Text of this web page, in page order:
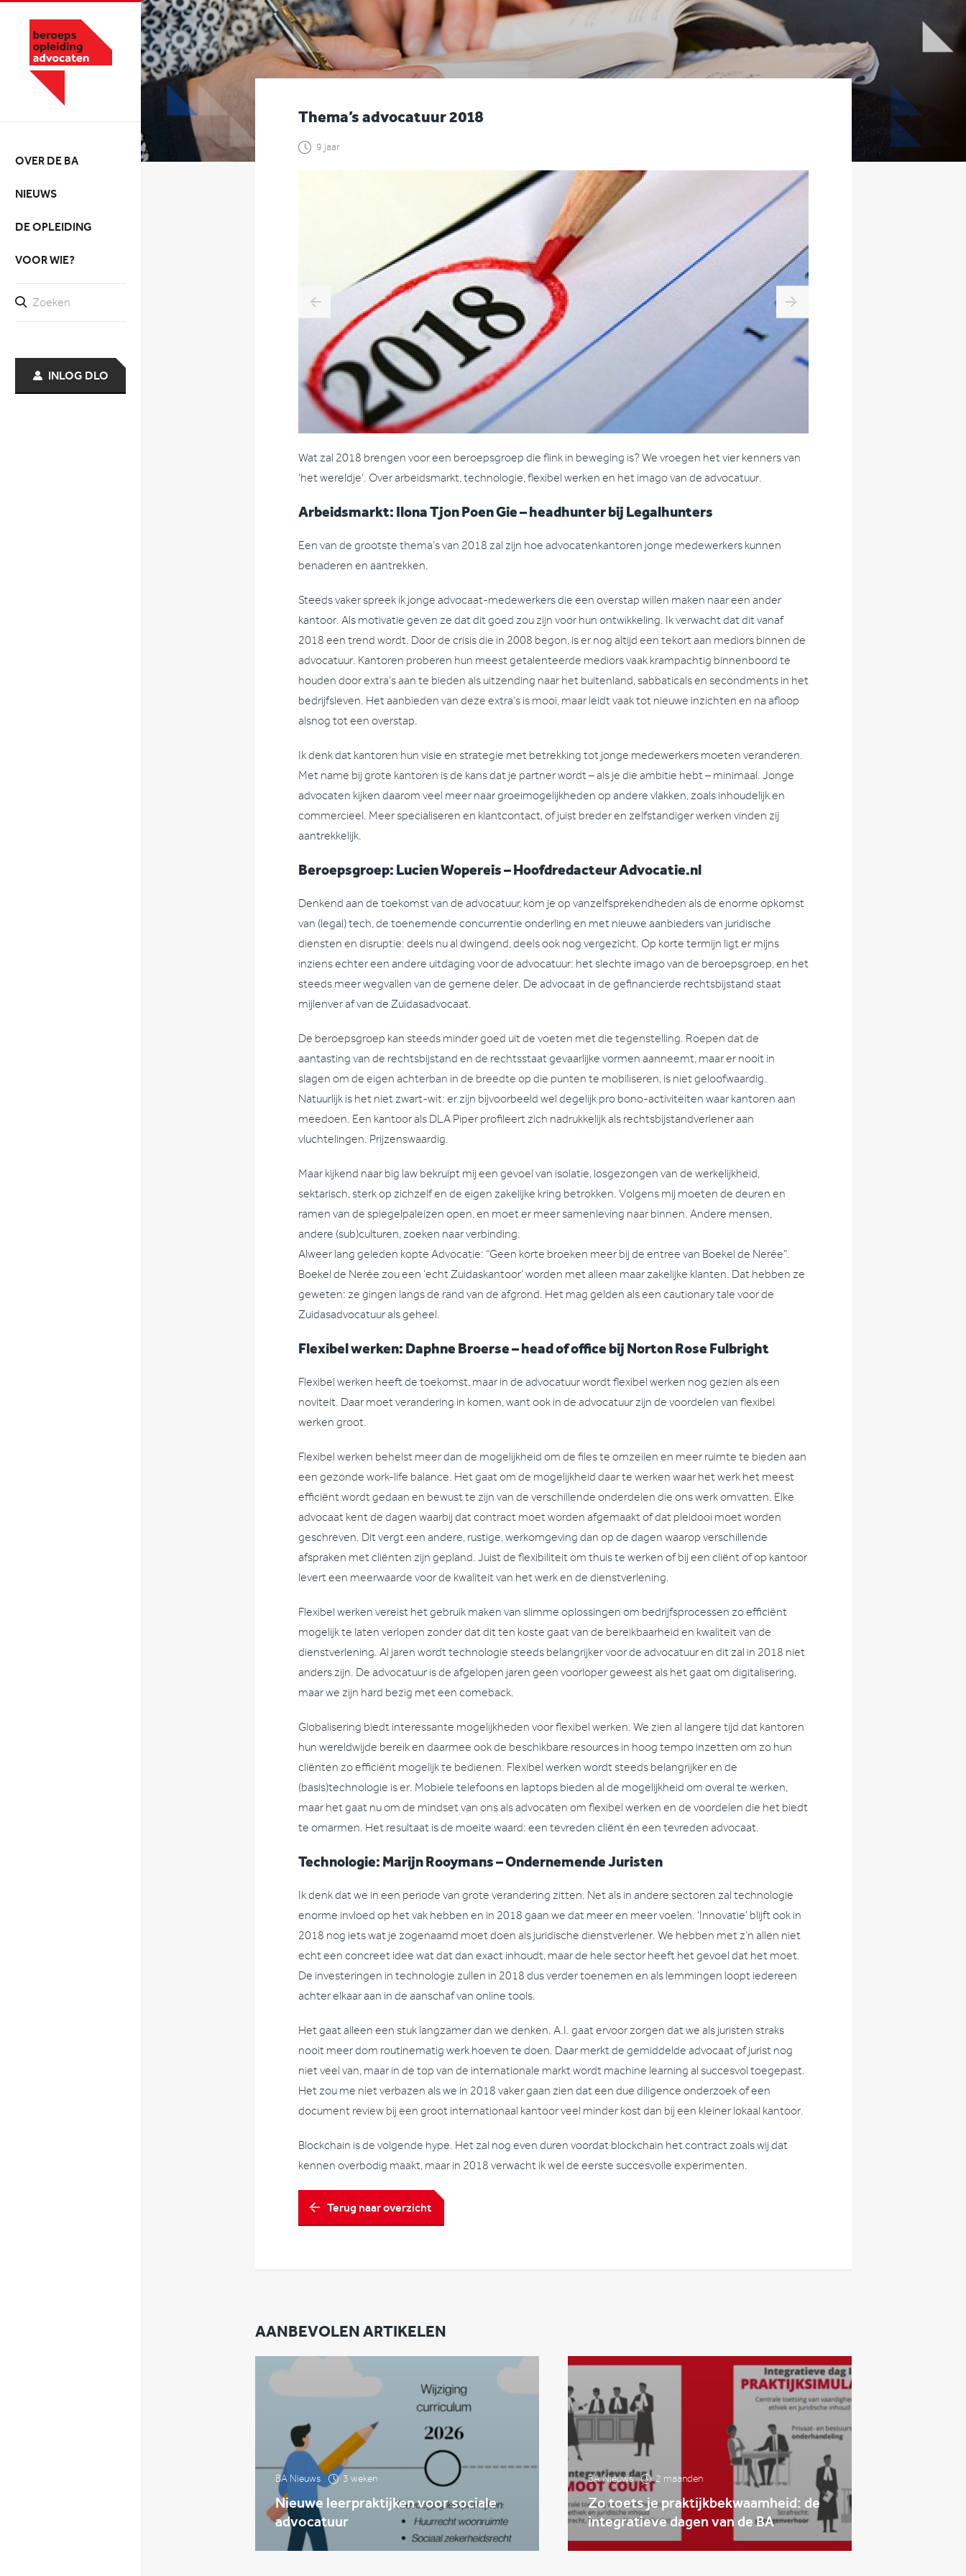
OVER DE BA
NIEUWS
DE OPLEIDING
VOOR WIE?
INLOG DLO
Thema’s advocatuur 2018
9 jaar
Wat zal 2018 brengen voor een beroepsgroep die flink in beweging is? We vroegen het vier kenners van
‘het wereldje’. Over arbeidsmarkt, technologie, flexibel werken en het imago van de advocatuur.
Arbeidsmarkt: Ilona Tjon Poen Gie – headhunter bij Legalhunters
Een van de grootste thema’s van 2018 zal zijn hoe advocatenkantoren jonge medewerkers kunnen
benaderen en aantrekken.
Steeds vaker spreek ik jonge advocaat-medewerkers die een overstap willen maken naar een ander
kantoor. Als motivatie geven ze dat dit goed zou zijn voor hun ontwikkeling. Ik verwacht dat dit vanaf
2018 een trend wordt. Door de crisis die in 2008 begon, is er nog altijd een tekort aan mediors binnen de
advocatuur. Kantoren proberen hun meest getalenteerde mediors vaak krampachtig binnenboord te
houden door extra’s aan te bieden als uitzending naar het buitenland, sabbaticals en secondments in het
bedrijfsleven. Het aanbieden van deze extra’s is mooi, maar leidt vaak tot nieuwe inzichten en na afloop
alsnog tot een overstap.
Ik denk dat kantoren hun visie en strategie met betrekking tot jonge medewerkers moeten veranderen.
Met name bij grote kantoren is de kans dat je partner wordt – als je die ambitie hebt – minimaal. Jonge
advocaten kijken daarom veel meer naar groeimogelijkheden op andere vlakken, zoals inhoudelijk en
commercieel. Meer specialiseren en klantcontact, of juist breder en zelfstandiger werken vinden zij
aantrekkelijk.
Beroepsgroep: Lucien Wopereis – Hoofdredacteur Advocatie.nl
Denkend aan de toekomst van de advocatuur, kom je op vanzelfsprekendheden als de enorme opkomst
van (legal) tech, de toenemende concurrentie onderling en met nieuwe aanbieders van juridische
diensten en disruptie: deels nu al dwingend, deels ook nog vergezicht. Op korte termijn ligt er mijns
inziens echter een andere uitdaging voor de advocatuur: het slechte imago van de beroepsgroep, en het
steeds meer wegvallen van de gemene deler. De advocaat in de gefinancierde rechtsbijstand staat
mijlenver af van de Zuidasadvocaat.
De beroepsgroep kan steeds minder goed uit de voeten met die tegenstelling. Roepen dat de
aantasting van de rechtsbijstand en de rechtsstaat gevaarlijke vormen aanneemt, maar er nooit in
slagen om de eigen achterban in de breedte op die punten te mobiliseren, is niet geloofwaardig.
Natuurlijk is het niet zwart-wit: er zijn bijvoorbeeld wel degelijk pro bono-activiteiten waar kantoren aan
meedoen. Een kantoor als DLA Piper profileert zich nadrukkelijk als rechtsbijstandverlener aan
vluchtelingen. Prijzenswaardig.
Maar kijkend naar big law bekruipt mij een gevoel van isolatie, losgezongen van de werkelijkheid,
sektarisch, sterk op zichzelf en de eigen zakelijke kring betrokken. Volgens mij moeten de deuren en
ramen van de spiegelpaleizen open, en moet er meer samenleving naar binnen. Andere mensen,
andere (sub)culturen, zoeken naar verbinding.
Alweer lang geleden kopte Advocatie: “Geen korte broeken meer bij de entree van Boekel de Nerée”.
Boekel de Nerée zou een ‘echt Zuidaskantoor’ worden met alleen maar zakelijke klanten. Dat hebben ze
geweten: ze gingen langs de rand van de afgrond. Het mag gelden als een cautionary tale voor de
Zuidasadvocatuur als geheel.
Flexibel werken: Daphne Broerse – head of office bij Norton Rose Fulbright
Flexibel werken heeft de toekomst, maar in de advocatuur wordt flexibel werken nog gezien als een
noviteit. Daar moet verandering in komen, want ook in de advocatuur zijn de voordelen van flexibel
werken groot.
Flexibel werken behelst meer dan de mogelijkheid om de files te omzeilen en meer ruimte te bieden aan
een gezonde work-life balance. Het gaat om de mogelijkheid daar te werken waar het werk het meest
efficiënt wordt gedaan en bewust te zijn van de verschillende onderdelen die ons werk omvatten. Elke
advocaat kent de dagen waarbij dat contract moet worden afgemaakt of dat pleidooi moet worden
geschreven. Dit vergt een andere, rustige, werkomgeving dan op de dagen waarop verschillende
afspraken met cliënten zijn gepland. Juist de flexibiliteit om thuis te werken of bij een cliënt of op kantoor
levert een meerwaarde voor de kwaliteit van het werk en de dienstverlening.
Flexibel werken vereist het gebruik maken van slimme oplossingen om bedrijfsprocessen zo efficiënt
mogelijk te laten verlopen zonder dat dit ten koste gaat van de bereikbaarheid en kwaliteit van de
dienstverlening. Al jaren wordt technologie steeds belangrijker voor de advocatuur en dit zal in 2018 niet
anders zijn. De advocatuur is de afgelopen jaren geen voorloper geweest als het gaat om digitalisering,
maar we zijn hard bezig met een comeback.
Globalisering biedt interessante mogelijkheden voor flexibel werken. We zien al langere tijd dat kantoren
hun wereldwijde bereik en daarmee ook de beschikbare resources in hoog tempo inzetten om zo hun
cliënten zo efficiënt mogelijk te bedienen. Flexibel werken wordt steeds belangrijker en de
(basis)technologie is er. Mobiele telefoons en laptops bieden al de mogelijkheid om overal te werken,
maar het gaat nu om de mindset van ons als advocaten om flexibel werken en de voordelen die het biedt
te omarmen. Het resultaat is de moeite waard: een tevreden cliënt én een tevreden advocaat.
Technologie: Marijn Rooymans – Ondernemende Juristen
Ik denk dat we in een periode van grote verandering zitten. Net als in andere sectoren zal technologie
enorme invloed op het vak hebben en in 2018 gaan we dat meer en meer voelen. ‘Innovatie’ blijft ook in
2018 nog iets wat je zogenaamd moet doen als juridische dienstverlener. We hebben met z’n allen niet
echt een concreet idee wat dat dan exact inhoudt, maar de hele sector heeft het gevoel dat het moet.
De investeringen in technologie zullen in 2018 dus verder toenemen en als lemmingen loopt iedereen
achter elkaar aan in de aanschaf van online tools.
Het gaat alleen een stuk langzamer dan we denken. A.I. gaat ervoor zorgen dat we als juristen straks
nooit meer dom routinematig werk hoeven te doen. Daar merkt de gemiddelde advocaat of jurist nog
niet veel van, maar in de top van de internationale markt wordt machine learning al succesvol toegepast.
Het zou me niet verbazen als we in 2018 vaker gaan zien dat een due diligence onderzoek of een
document review bij een groot internationaal kantoor veel minder kost dan bij een kleiner lokaal kantoor.
Blockchain is de volgende hype. Het zal nog even duren voordat blockchain het contract zoals wij dat
kennen overbodig maakt, maar in 2018 verwacht ik wel de eerste succesvolle experimenten.
Terug naar overzicht
AANBEVOLEN ARTIKELEN
BA Nieuws 3 weken
Nieuwe leerpraktijken voor sociale
advocatuur
BA Nieuws 2 maanden
Zo toets je praktijkbekwaamheid: de
integratieve dagen van de BA